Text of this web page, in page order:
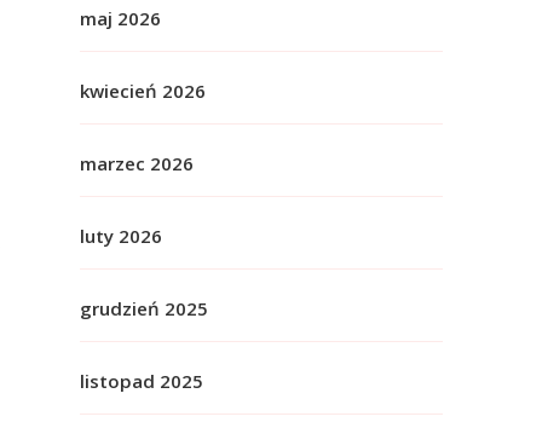
maj 2026
kwiecień 2026
marzec 2026
luty 2026
grudzień 2025
listopad 2025